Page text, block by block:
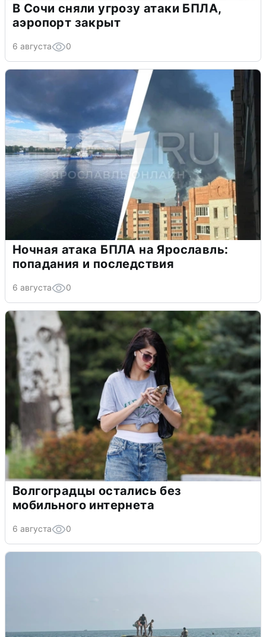
В Сочи сняли угрозу атаки БПЛА,
аэропорт закрыт
6 августа 0
Ночная атака БПЛА на Ярославль:
попадания и последствия
6 августа 0
Волгоградцы остались без
мобильного интернета
6 августа 0